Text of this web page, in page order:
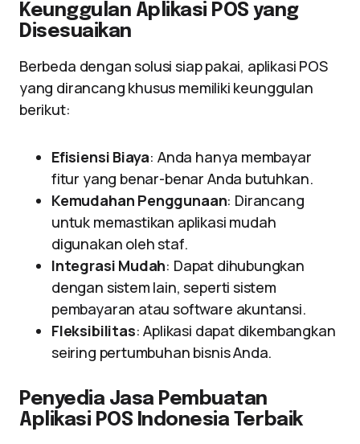
Keunggulan Aplikasi POS yang
Disesuaikan
Berbeda dengan solusi siap pakai, aplikasi POS
yang dirancang khusus memiliki keunggulan
berikut:
Efisiensi Biaya: Anda hanya membayar
fitur yang benar-benar Anda butuhkan.
Kemudahan Penggunaan: Dirancang
untuk memastikan aplikasi mudah
digunakan oleh staf.
Integrasi Mudah: Dapat dihubungkan
dengan sistem lain, seperti sistem
pembayaran atau software akuntansi.
Fleksibilitas: Aplikasi dapat dikembangkan
seiring pertumbuhan bisnis Anda.
Penyedia Jasa Pembuatan
Aplikasi POS Indonesia Terbaik